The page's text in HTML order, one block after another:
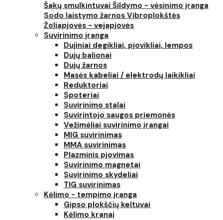
Šakų smulkintuvai Šildymo - vėsinimo įranga
Sodo laistymo žarnos Vibroplokštės
Žoliapjovės - vejapjovės
Suvirinimo įranga
Dujiniai degikliai, pjovikliai, lempos
Dujų balionai
Dujų žarnos
Masės kabeliai / elektrodų laikikliai
Reduktoriai
Spoteriai
Suvirinimo stalai
Suvirintojo saugos priemonės
Vežimėliai suvirinimo įrangai
MIG suvirinimas
MMA suvirinimas
Plazminis pjovimas
Suvirinimo magnetai
Suvirinimo skydeliai
TIG suvirinimas
Kėlimo - tempimo įranga
Gipso plokščių keltuvai
Kėlimo kranai